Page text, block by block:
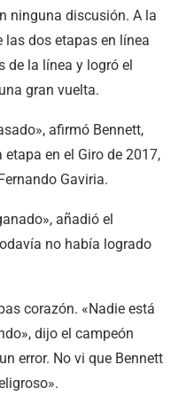
ninguna discusión. A la
las dos etapas en línea
de la línea y logró el
gran vuelta.
afirmó Bennett,
en el Giro de 2017,
Gaviria.
añadió el
no había logrado
corazón. «Nadie está
dijo el campeón
error. No vi que Bennett